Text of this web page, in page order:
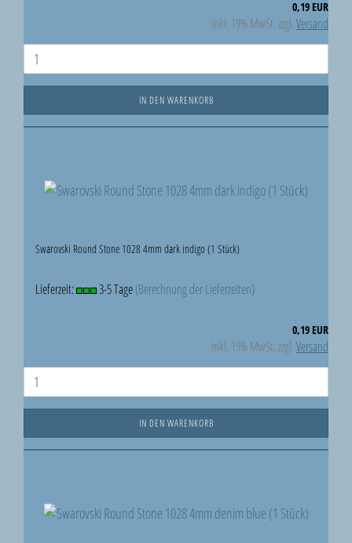
0,19 EUR
inkl. 19% MwSt. zzgl.Versand
IN DEN WARENKORB
Swarovski Round Stone 1028 4mm dark indigo (1 Stück)
Lieferzeit: 3-5 Tage(Berechnung der Lieferzeiten)
0,19 EUR
inkl. 19% MwSt. zzgl.Versand
IN DEN WARENKORB